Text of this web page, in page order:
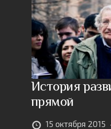
История
прямой
15 октября 2015